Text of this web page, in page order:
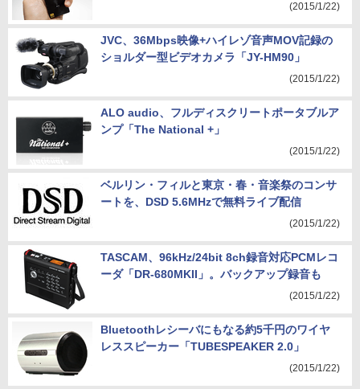
(2015/1/22)
JVC、36Mbps映像+ハイレゾ音声MOV記録の
ショルダー型ビデオカメラ「JY-HM90」
(2015/1/22)
ALO audio、フルディスクリートポータブルア
ンプ「The National +」
(2015/1/22)
ベルリン・フィルと東京・春・音楽祭のコンサ
ートを、DSD 5.6MHzで無料ライブ配信
(2015/1/22)
TASCAM、96kHz/24bit 8ch録音対応PCMレコ
ーダ「DR-680MKII」。バックアップ録音も
(2015/1/22)
Bluetoothレシーバにもなる約5千円のワイヤ
レススピーカー「TUBESPEAKER 2.0」
(2015/1/22)